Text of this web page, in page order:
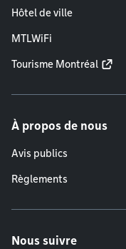
Hôtel de ville
MTLWiFi
Tourisme Montréal
À propos de nous
Avis publics
Règlements
Nous suivre